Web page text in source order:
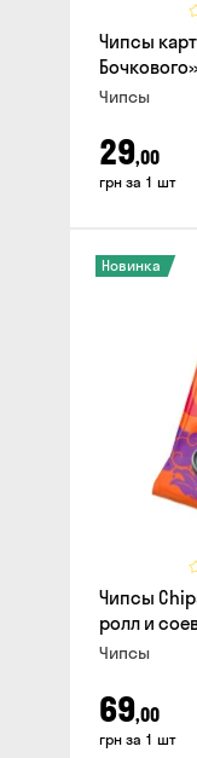
Чипсы
зеленью,
Чипсы
29,00
грн за 1 шт
Новинка
Чипсы
ролл и
Чипсы
69,00
грн за 1 шт